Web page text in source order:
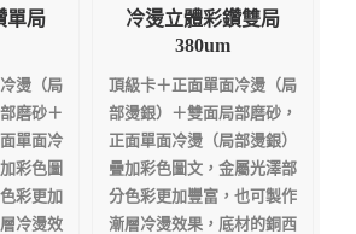
單局
燙（局
磨砂＋
單面冷
彩色圖
彩更加
冷燙效
冷燙立體彩鑽雙局
380um
頂級卡＋正面單面冷燙（局
部燙銀）＋雙面局部磨砂，
正面單面冷燙（局部燙銀）
疊加彩色圖文，金屬光澤部
分色彩更加豐富，也可製作
漸層冷燙效果，底材的銅西